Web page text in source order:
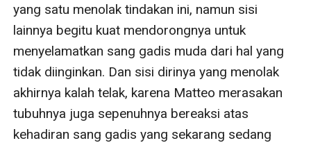
yang satu menolak tindakan ini, namun sisi
lainnya begitu kuat mendorongnya untuk
menyelamatkan sang gadis muda dari hal yang
tidak diinginkan. Dan sisi dirinya yang menolak
akhirnya kalah telak, karena Matteo merasakan
tubuhnya juga sepenuhnya bereaksi atas
kehadiran sang gadis yang sekarang sedang